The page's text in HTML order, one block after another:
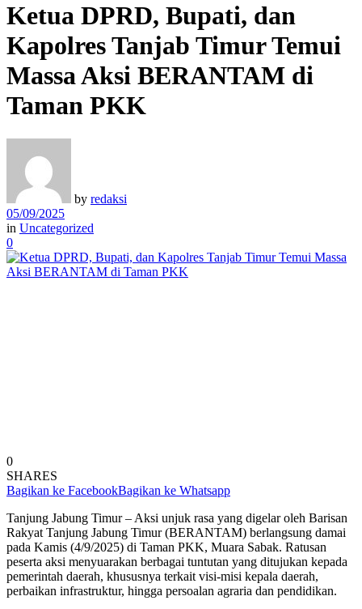
Ketua DPRD, Bupati, dan
Kapolres Tanjab Timur Temui
Massa Aksi BERANTAM di
Taman PKK
by redaksi
05/09/2025
in Uncategorized
0
0
SHARES
Bagikan ke FacebookBagikan ke Whatsapp
Tanjung Jabung Timur – Aksi unjuk rasa yang digelar oleh Barisan
Rakyat Tanjung Jabung Timur (BERANTAM) berlangsung damai
pada Kamis (4/9/2025) di Taman PKK, Muara Sabak. Ratusan
peserta aksi menyuarakan berbagai tuntutan yang ditujukan kepada
pemerintah daerah, khususnya terkait visi-misi kepala daerah,
perbaikan infrastruktur, hingga persoalan agraria dan pendidikan.